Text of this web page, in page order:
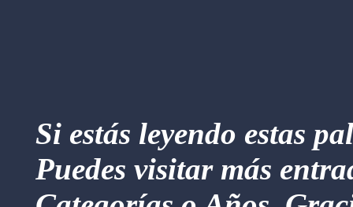
Si estás leyendo estas
Puedes visitar más